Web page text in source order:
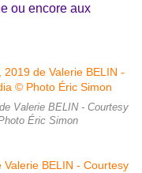
ou encore aux
Valerie BELIN - Courtesy
Éric Simon